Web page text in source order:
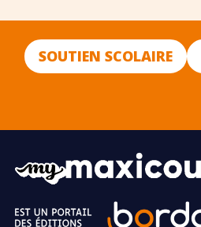
SOUTIEN SCOLAIRE